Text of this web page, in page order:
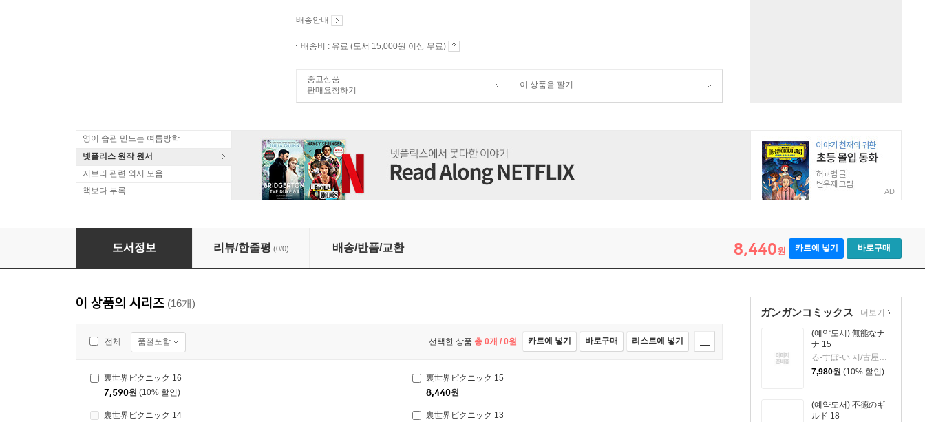
배송안내
배송비 : 유료 (도서 15,000원 이상 무료)
중고상품
판매요청하기
이 상품을 팔기
영어 습관 만드는 여름방학
넷플리스 원작 원서
지브리 관련 외서 모음
책보다 부록
AD
裏世界ピクニック 11
도서정보 리뷰/한줄평 (0/0) 배송/반품/교환 8,440원 카트에 넣기 바로구매
ガンガンコミックス
(예약도서) 無能なナ
ナ 15
る-すぼ-い 저/古屋庵 저
7,980원 (10% 할인)
(예약도서) 不德のギ
ルド 18
더보기
이 상품의 시리즈 (16개)
전체 품절포함 선택한 상품 총 0개 / 0원 카트에 넣기 바로구매 리스트에 넣기
裏世界ピクニック 16
7,590원 (10% 할인)
裏世界ピクニック 15
8,440원
裏世界ピクニック 14
裏世界ピクニック 13